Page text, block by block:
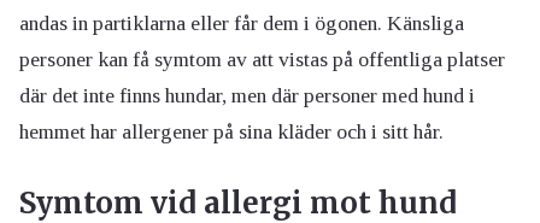
andas in partiklarna eller får dem i ögonen. Känsliga
personer kan få symtom av att vistas på offentliga platser
där det inte finns hundar, men där personer med hund i
hemmet har allergener på sina kläder och i sitt hår.
Symtom vid allergi mot hund